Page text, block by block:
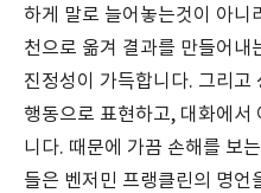
하게 말로 늘어놓는것이 아니
천으로 옮겨 결과를 만들어내
진정성이 가득합니다. 그리고
행동으로 표현하고, 대화에서
니다. 때문에 가끔 손해를 보
들은 벤저민 프랭클린의 명언